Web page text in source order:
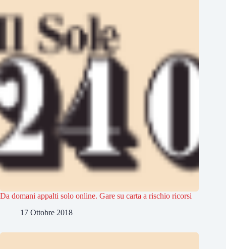
Da domani appalti solo online. Gare su carta a rischio ricorsi
17 Ottobre 2018